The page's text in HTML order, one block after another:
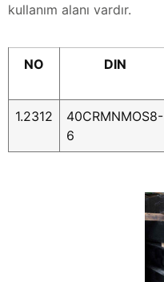
kullanım alanı vardır.
NO DIN
1.2312
40CRMNMOS8-
6